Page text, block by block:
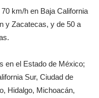
km/h en Baja California
y Zacatecas, y de 50 a
en el Estado de México;
Sur, Ciudad de
Hidalgo, Michoacán,